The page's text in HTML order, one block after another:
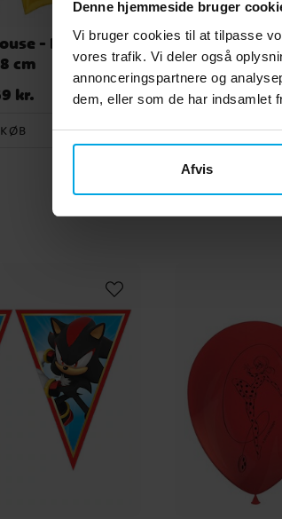
Denne hjemmeside bruger
Vi bruger cookies til at tilpasse
vores trafik. Vi deler også
annonceringspartnere og
dem, eller som de har indsamlet
Afvis
- Folieballon
cm
: 69 kr.
kr.
KØB
Gabby's
med